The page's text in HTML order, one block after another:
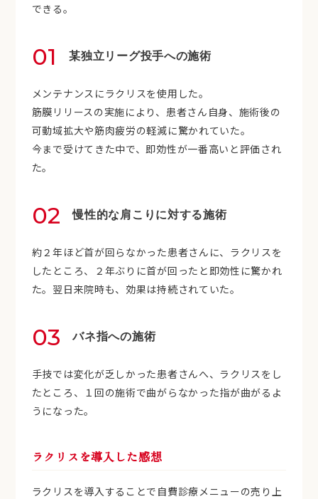
できる。
01 某独立リーグ投手への施術
メンテナンスにラクリスを使用した。
筋膜リリースの実施により、患者さん自身、施術後の
可動域拡大や筋肉疲労の軽減に驚かれていた。
今まで受けてきた中で、即効性が一番高いと評価され
た。
02 慢性的な肩こりに対する施術
約２年ほど首が回らなかった患者さんに、ラクリスを
したところ、２年ぶりに首が回ったと即効性に驚かれ
た。翌日来院時も、効果は持続されていた。
03 バネ指への施術
手技では変化が乏しかった患者さんへ、ラクリスをし
たところ、１回の施術で曲がらなかった指が曲がるよ
うになった。
ラクリスを導入した感想
ラクリスを導入することで自費診療メニューの売り上